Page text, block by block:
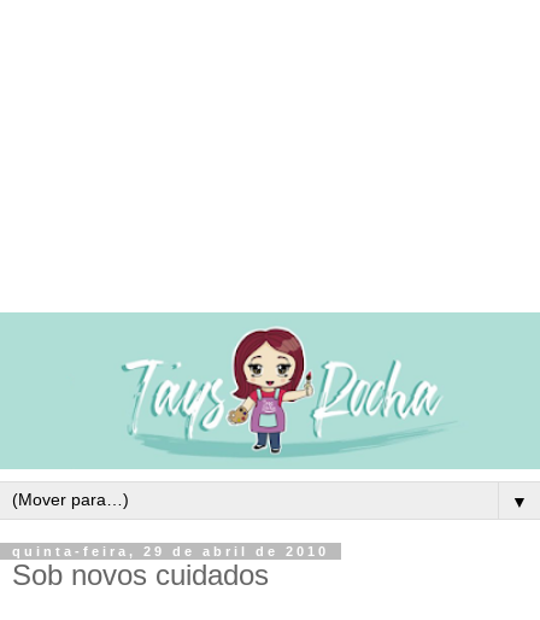
▼
quinta-feira, 29 de abril de 2010
Sob novos cuidados